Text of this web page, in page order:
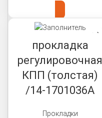
прокладка
регулировочная
КПП (толстая)
/14-1701036А
Прокладки